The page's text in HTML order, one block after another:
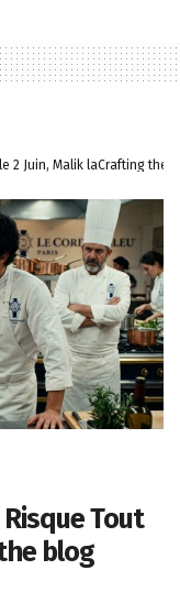
2 Juin, Malik laCrafting the
Tout
blog